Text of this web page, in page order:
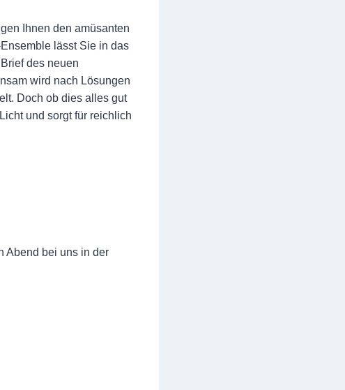
Ihnen den amüsanten
lässt Sie in das
des neuen
wird nach Lösungen
Doch ob dies alles gut
und sorgt für reichlich
Abend bei uns in der